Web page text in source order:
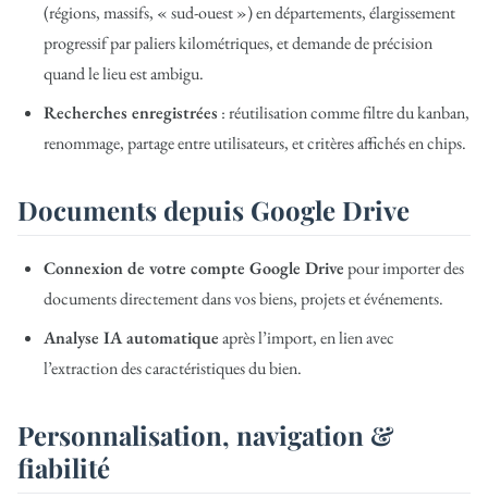
(régions, massifs, « sud-ouest ») en départements, élargissement
progressif par paliers kilométriques, et demande de précision
quand le lieu est ambigu.
Recherches enregistrées : réutilisation comme filtre du kanban,
renommage, partage entre utilisateurs, et critères affichés en chips.
Documents depuis Google Drive
Connexion de votre compte Google Drivepour importer des
documents directement dans vos biens, projets et événements.
Analyse IA automatiqueaprès l’import, en lien avec
l’extraction des caractéristiques du bien.
Personnalisation, navigation &
fiabilité